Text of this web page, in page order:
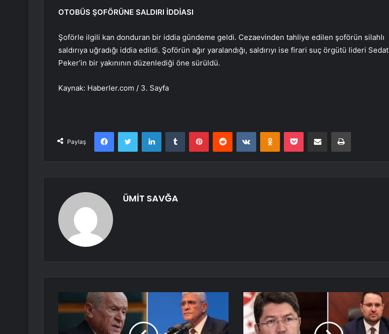
OTOBÜS ŞOFÖRÜNE SALDIRI İDDİASI
Şoförle ilgili kan donduran bir iddia gündeme geldi. Cezaevinden tahliye edilen şoförün silahlı
saldırıya uğradığı iddia edildi. Şoförün ağır yaralandığı, saldırıyı ise firari suç örgütü lideri Sedat
Peker’in bir yakınının düzenlediği öne sürüldü.
Kaynak: Haberler.com / 3. Sayfa
Paylaş
FacebookTwitter LinkedInTumblr PinterestReddit VKontakteOdnoklassniki
Pocket E-Posta ile paylaş Yazdır
ÜMİT SAVĞA